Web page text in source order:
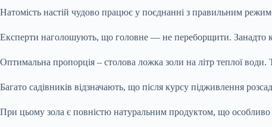
Натомість настій чудово працює у поєднанні з правильним
Експерти наголошують, що головне — не переборщити. Занадто
Оптимальна пропорція – столова ложка золи на літр теплої
Багато садівників відзначають, що після курсу підживлення
При цьому зола є повністю натуральним продуктом, що особливо